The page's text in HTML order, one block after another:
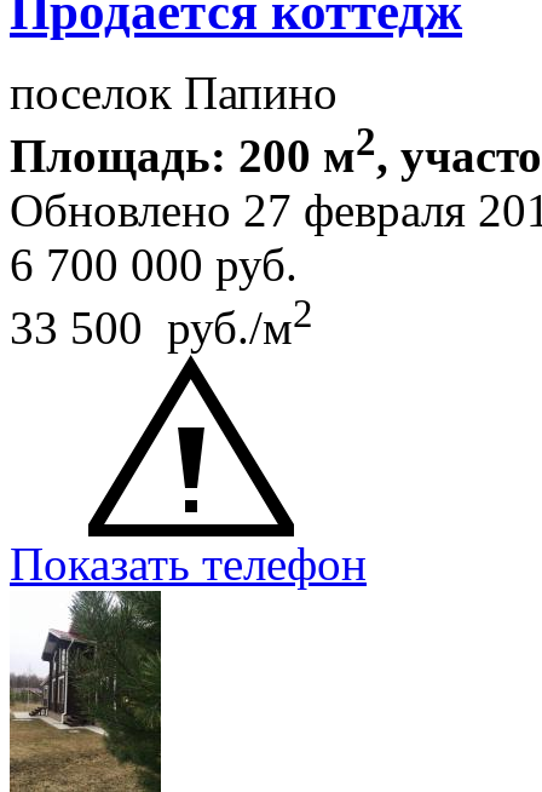
поселок Папино
Площадь: 200 м2,
Обновлено 27 февраля
6 700 000 руб.
33 500 руб./м2
Показать телефон